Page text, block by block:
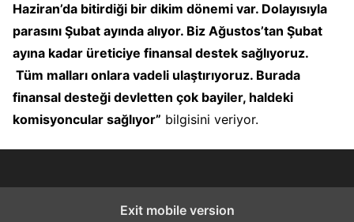
Haziran’da bitirdiği bir dikim dönemi var. Dolayısıyla
parasını Şubat ayında alıyor. Biz Ağustos’tan Şubat
ayına kadar üreticiye finansal destek sağlıyoruz.
Tüm malları onlara vadeli ulaştırıyoruz. Burada
finansal desteği devletten çok bayiler, haldeki
komisyoncular sağlıyor” bilgisini veriyor.
Exit mobile version